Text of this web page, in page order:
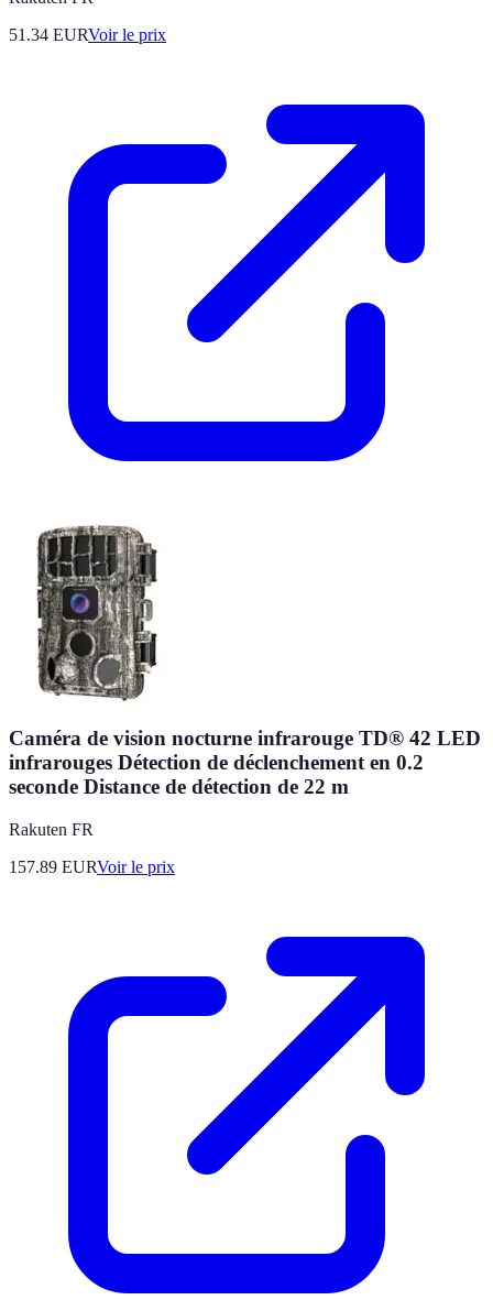
51.34 EURVoir le prix
Caméra de vision nocturne infrarouge TD® 42 LED
infrarouges Détection de déclenchement en 0.2
seconde Distance de détection de 22 m
Rakuten FR
157.89 EURVoir le prix